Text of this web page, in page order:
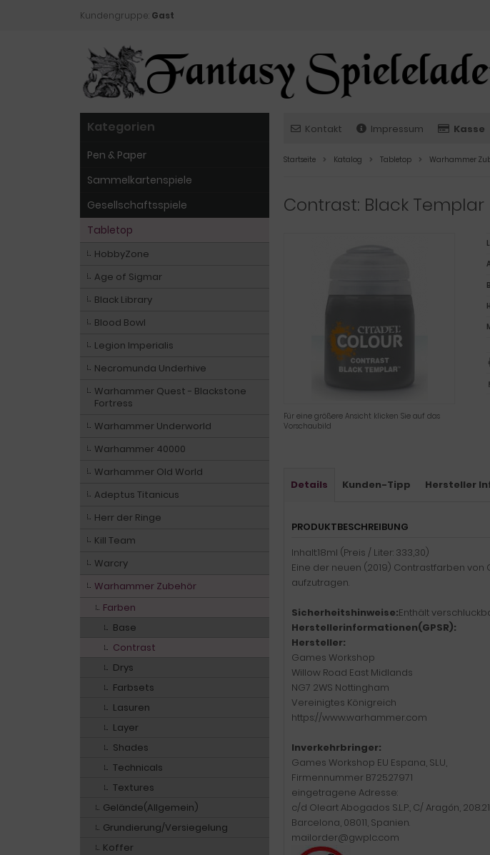
Kundengruppe: Gast
Kontakt Impressum Kasse
Startseite Katalog Tabletop Warhammer
Contrast: Black Templar
Für eine größere Ansicht klicken Sie auf das
Vorschaubild
Details Kunden-Tipp Hersteller
PRODUKTBESCHREIBUNG
Inhalt:18ml (Preis / Liter: 333,30)
Eine der neuen (2019) Contrastfarben
aufzutragen.
Sicherheitshinweise:Enthält
Herstellerinformationen(GPSR):
Hersteller:
Games Workshop
Willow Road East Midlands
NG7 2WS Nottingham
Vereinigtes Königreich
https://www.warhammer.com
Inverkehrbringer:
Games Workshop EU Espana, SLU,
Firmennummer B72527971
eingetragene Adresse:
c/d Oleart Abogados S.L.P., C/ Aragón,
Barcelona, 08011, Spanien.
mailorder@gwplc.com
Kategorien
Pen & Paper
Sammelkartenspiele
Gesellschaftsspiele
Tabletop
HobbyZone
Age of Sigmar
Black Library
Blood Bowl
Legion Imperialis
Necromunda Underhive
Warhammer Quest - Blackstone
Fortress
Warhammer Underworld
Warhammer 40000
Warhammer Old World
Adeptus Titanicus
Herr der Ringe
Kill Team
Warcry
Warhammer Zubehör
Farben
Base
Contrast
Drys
Farbsets
Lasuren
Layer
Shades
Technicals
Textures
Gelände(Allgemein)
Grundierung/Versiegelung
Koffer